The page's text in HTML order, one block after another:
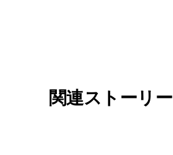
関連ストーリー